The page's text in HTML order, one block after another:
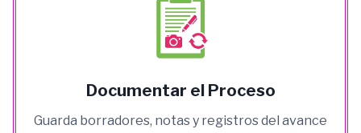
Documentar el Proceso
Guarda borradores, notas y registros del avance